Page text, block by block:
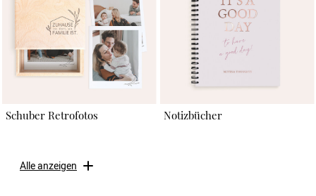
Schuber Retrofotos Notizbücher
Alle anzeigen